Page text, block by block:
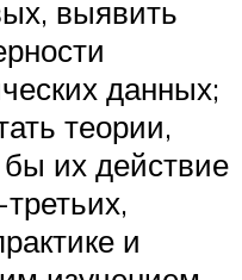
выявить
данных;
теории,
их действие
и